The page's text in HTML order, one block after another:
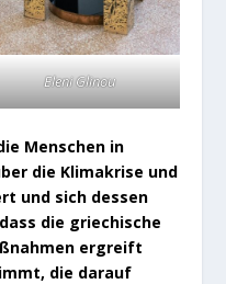
Eleni Glinou
Menschen in
die Klimakrise und
und sich dessen
die griechische
ergreift
die darauf